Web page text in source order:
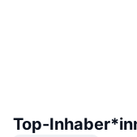
Top-